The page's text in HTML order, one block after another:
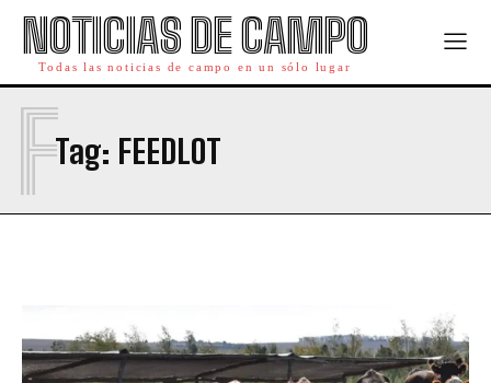
NOTICIAS DE CAMPO
Todas las noticias de campo en un sólo lugar
Tag: FEEDLOT
F